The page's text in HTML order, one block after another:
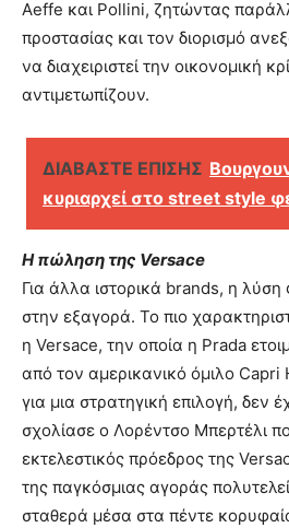
Aeffe και Pollini, ζητώντας
προστασίας και τον διορισμό
να διαχειριστεί την οικονομική
αντιμετωπίζουν.
ΔΙΑΒΑΣΤΕ ΕΠΙΣΗΣ
κυριαρχεί στο street style
Η πώληση της Versace
Για άλλα ιστορικά brands, η λύση
στην εξαγορά. Το πιο
η Versace, την οποία η Prada
από τον αμερικανικό όμιλο Capri
για μια στρατηγική επιλογή, δεν
σχολίασε ο Λορέντσο Μπερτέλι
εκτελεστικός πρόεδρος της
της παγκόσμιας αγοράς
σταθερά μέσα στα πέντε